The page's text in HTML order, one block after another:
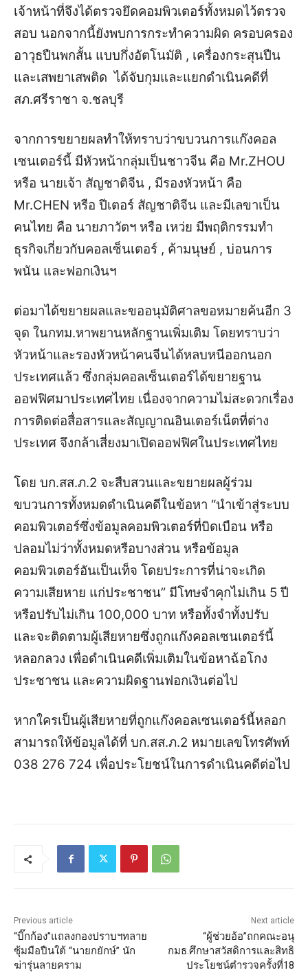
เจ้าหน้าที่จึงได้ตรวจยึดคอมพิวเตอร์ทั้งหมดไว้ตรวจ
สอบ นอกจากนี้ยังพบการกระทำความผิด ครอบครอง
อาวุธปืนพกสั้น แบบกึ่งอัตโนมัติ , เครื่องกระสุนปืน
และเสพยาเสพติด ได้จับกุมและแยกดำเนินคดีที่
สภ.ศรีราชา จ.ชลบุรี
จากการขยายผลทำให้ทราบว่าขบวนการแก๊งคอล
เซนเตอร์นี้ มีหัวหน้ากลุ่มเป็นชาวจีน คือ Mr.ZHOU
หรือ นายเจ้า สัญชาติจีน , มีรองหัวหน้า คือ
Mr.CHEN หรือ ปีเตอร์ สัญชาติจีน และมีเลขาเป็น
คนไทย คือ นายภาวัตฯ หรือ เหว่ย มีพฤติกรรมทำ
ธุรกิจเกี่ยวกับคอลเซ็นเตอร์ , ค้ามนุษย์ , บ่อนการ
พนัน และฟอกเงินฯ
ต่อมาได้ขยายผลและขออนุมัติศาลขอหมายค้นอีก 3
จุด ในกทม.หาพยานหลักฐานเพิ่มเติม โดยทราบว่า
หัวหน้าและรองหัวหน้าคนจีนได้หลบหนีออกนอก
ประเทศแล้ว ซึ่งกลุ่มคอลเซ็นเตอร์ได้ขยายฐาน
ออฟฟิศมาประเทศไทย เนื่องจากความไม่สะดวกเรื่อง
การติดต่อสื่อสารและสัญญาณอินเตอร์เน็ตที่ต่าง
ประเทศ จึงกล้าเสี่ยงมาเปิดออฟฟิศในประเทศไทย
โดย บก.สส.ภ.2 จะสืบสวนและขยายผลผู้ร่วม
ขบวนการทั้งหมดดำเนินคดีในข้อหา “นำเข้าสู่ระบบ
คอมพิวเตอร์ซึ่งข้อมูลคอมพิวเตอร์ที่บิดเบือน หรือ
ปลอมไม่ว่าทั้งหมดหรือบางส่วน หรือข้อมูล
คอมพิวเตอร์อันเป็นเท็จ โดยประการที่น่าจะเกิด
ความเสียหาย แก่ประชาชน” มีโทษจําคุกไม่เกิน 5 ปี
หรือปรับไม่เกิน 100,000 บาท หรือทั้งจําทั้งปรับ
และจะติดตามผู้เสียหายซึ่งถูกแก๊งคอลเซนเตอร์นี้
หลอกลวง เพื่อดำเนินคดีเพิ่มเติมในข้อหาฉ้อโกง
ประชาชน และความผิดฐานฟอกเงินต่อไป
หากใครเป็นผู้เสียหายที่ถูกแก๊งคอลเซนเตอร์นี้หลอก
สามารถให้ข้อมูลได้ที่ บก.สส.ภ.2 หมายเลขโทรศัพท์
038 276 724 เพื่อประโยชน์ในการดำเนินคดีต่อไป
Previous article
“บิ๊กก้อง”แถลงกองปราบฯทลาย
ซุ้มมือปืนใต้ “นายกยักษ์” นัก
ฆ่ารุ่นลายคราม
Next article
“ผู้ช่วยอ้อ”ถกคณะอนุ
กมธ.ศึกษาสวัสดิการและสิทธิ
ประโยชน์ตำรวจครั้งที่18